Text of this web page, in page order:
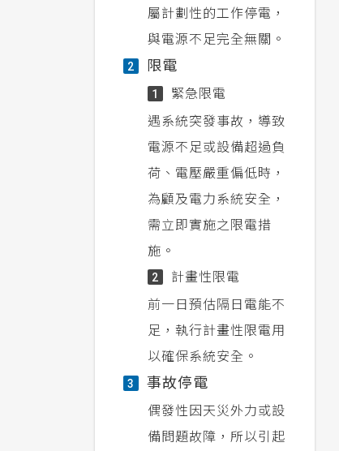
屬計劃性的工作停電，
與電源不足完全無關。
2 限電
1
緊急限電
遇系統突發事故，導致
電源不足或設備超過負
荷、電壓嚴重偏低時，
為顧及電力系統安全，
需立即實施之限電措
施。
2
計畫性限電
前一日預估隔日電能不
足，執行計畫性限電用
以確保系統安全。
3 事故停電
偶發性因天災外力或設
備問題故障，所以引起